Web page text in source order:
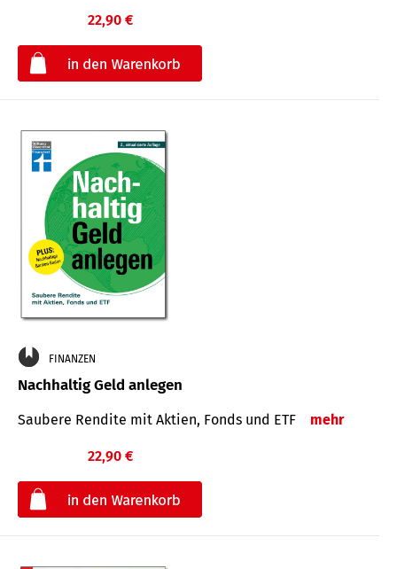
22,90 €
FINANZEN
Nachhaltig Geld anlegen
Saubere Rendite mit Aktien, Fonds und ETF mehr
22,90 €